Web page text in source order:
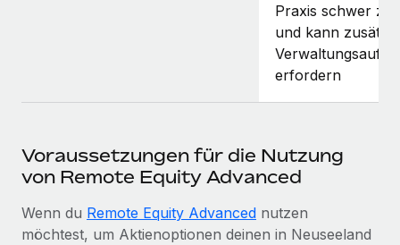
Praxis schwer zu
und kann
erfordern
Voraussetzungen für die Nutzung
von Remote Equity Advanced
Wenn du Remote Equity Advanced nutzen
möchtest, um Aktienoptionen deinen in Neuseeland